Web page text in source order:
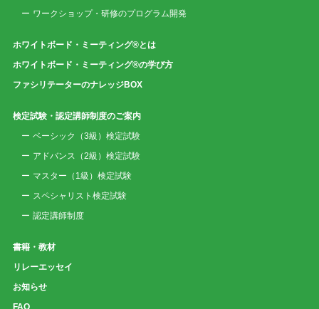
ワークショップ・研修のプログラム開発
ホワイトボード・ミーティング®とは
ホワイトボード・ミーティング®の学び方
ファシリテーターのナレッジBOX
検定試験・認定講師制度のご案内
ベーシック（3級）検定試験
アドバンス（2級）検定試験
マスター（1級）検定試験
スペシャリスト検定試験
認定講師制度
書籍・教材
リレーエッセイ
お知らせ